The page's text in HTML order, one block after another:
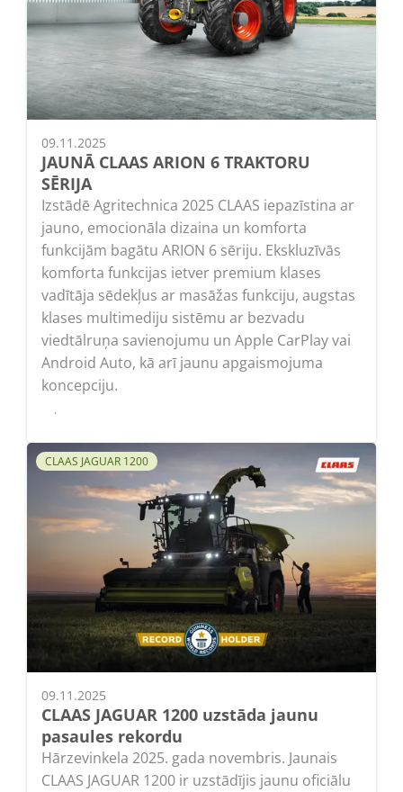
09.11.2025
JAUNĀ CLAAS ARION 6 TRAKTORU
SĒRIJA
Izstādē Agritechnica 2025 CLAAS iepazīstina ar
jauno, emocionāla dizaina un komforta
funkcijām bagātu ARION 6 sēriju. Ekskluzīvās
komforta funkcijas ietver premium klases
vadītāja sēdekļus ar masāžas funkciju, augstas
klases multimediju sistēmu ar bezvadu
viedtālruņa savienojumu un Apple CarPlay vai
Android Auto, kā arī jaunu apgaismojuma
koncepciju.
Lasīt
CLAAS JAGUAR 1200
09.11.2025
CLAAS JAGUAR 1200 uzstāda jaunu
pasaules rekordu
Hārzevinkela 2025. gada novembris. Jaunais
CLAAS JAGUAR 1200 ir uzstādījis jaunu oficiālu